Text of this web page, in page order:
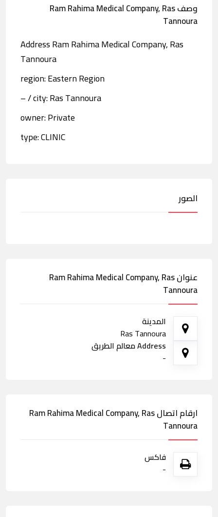
وصف Ram Rahima Medical Company, Ras
Tannoura
Address Ram Rahima Medical Company, Ras
Tannoura
region: Eastern Region
city: Ras Tannoura / –
owner: Private
type: CLINIC
الصور
عنوان Ram Rahima Medical Company, Ras
Tannoura
المدينة
Ras Tannoura
Address معالم الطريق
-
ارقام اتصال Ram Rahima Medical Company, Ras
Tannoura
فاكس
-